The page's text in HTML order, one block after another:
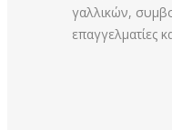
γαλλικών,
επαγγελματίες